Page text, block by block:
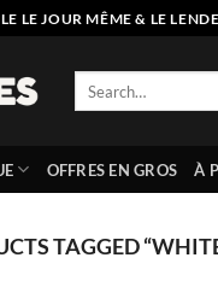
LE JOUR MÊME & LE
OFFRES EN GROS À
TAGGED